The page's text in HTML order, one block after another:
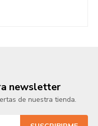
newsletter
de nuestra tienda.